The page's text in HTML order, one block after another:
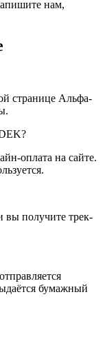
нам,
странице Альфа-
оплата на сайте.
вы получите трек-
бумажный